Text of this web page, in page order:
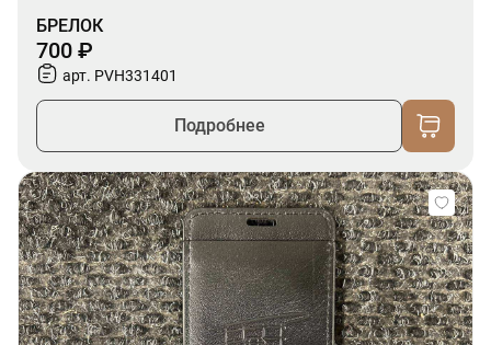
БРЕЛОК
700 ₽
арт. PVH331401
Подробнее